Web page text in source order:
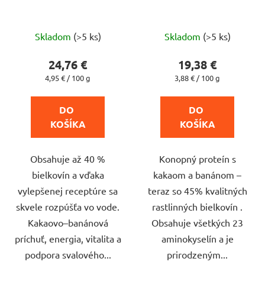
hodnotenie
produktu
je
z
5
hviezdičiek.
Skladom (>5 ks)
24,76 €
Jednotková
4,95 € / 100 g
DO
KOŠÍKA
Obsahuje až 40 %
bielkovín a vďaka
vylepšenej receptúre sa
skvele rozpúšťa vo vode.
Kakaovo–banánová
príchuť, energia, vitalita a
podpora svalového...
hodnotenie
produktu
je
z
5
hviezdičiek.
Skladom (>5 ks)
19,38 €
Jednotková
3,88 € / 100 g
DO
KOŠÍKA
Konopný proteín s
kakaom a banánom –
teraz so 45% kvalitných
rastlinných bielkovín .
Obsahuje všetkých 23
aminokyselín a je
prirodzeným...